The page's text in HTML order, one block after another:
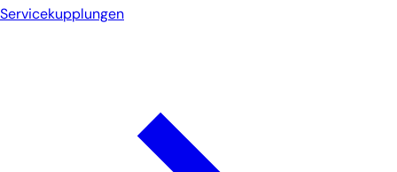
Servicekupplungen